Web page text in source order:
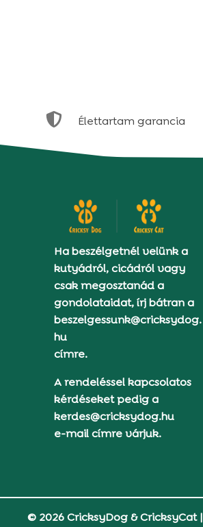
 Élettartam garancia
Ha beszélgetnél velünk a
kutyádról, cicádról vagy
csak megosztanád a
gondolataidat, írj bátran a
beszelgessunk@cricksydog.
hu
címre.
A rendeléssel kapcsolatos
kérdéseket pedig a
kerdes@cricksydog.hu
e-mail címre várjuk.
© 2026 CricksyDog & CricksyCat|